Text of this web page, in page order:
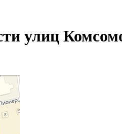
улиц